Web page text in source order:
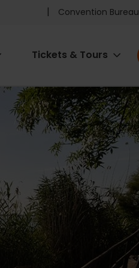
Pre
header
Convention Bureau
Tickets & Tours